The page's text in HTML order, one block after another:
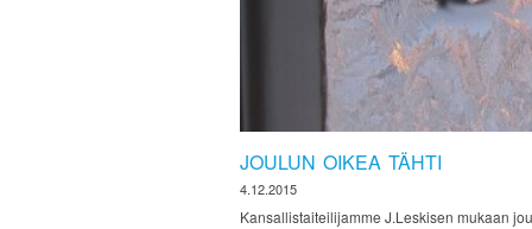
JOULUN OIKEA TÄHTI
4.12.2015
Kansallistaiteilijamme J.Leskisen mukaan